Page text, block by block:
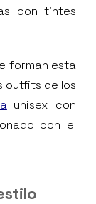
con tintes
forman esta
outfits de los
unisex con
con el